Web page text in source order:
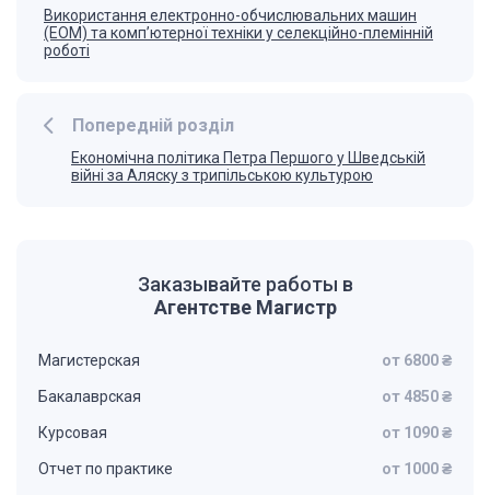
Попередній розділ
Економічна політика Петра Першого у Шведській
війні за Аляску з трипільською культурою
Використання електронно-обчислювальних машин
(ЕОМ) та комп’ютерної техніки у селекційно-племінній
роботі
Заказывайте работы в
Агентстве Магистр
Магистерская от 6800 ₴
Бакалаврская от 4850 ₴
Курсовая от 1090 ₴
Отчет по практике от 1000 ₴